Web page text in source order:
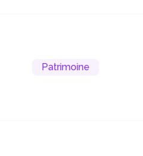
Patrimoine